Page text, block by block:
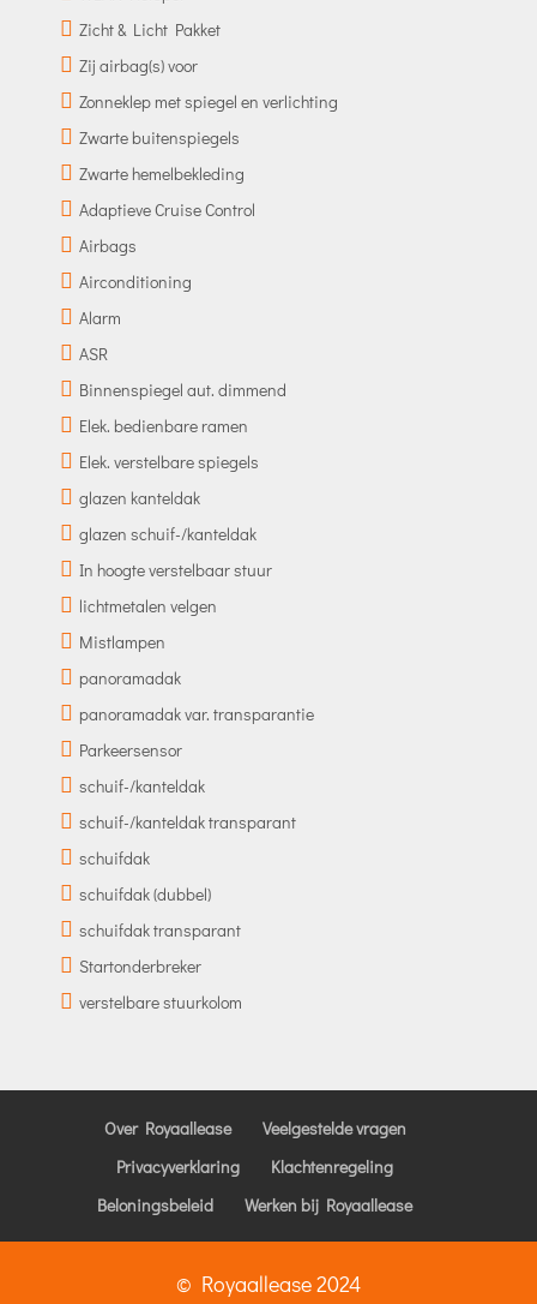
Zicht & Licht Pakket
Zij airbag(s) voor
Zonneklep met spiegel en verlichting
Zwarte buitenspiegels
Zwarte hemelbekleding
Adaptieve Cruise Control
Airbags
Airconditioning
Alarm
ASR
Binnenspiegel aut. dimmend
Elek. bedienbare ramen
Elek. verstelbare spiegels
glazen kanteldak
glazen schuif-/kanteldak
In hoogte verstelbaar stuur
lichtmetalen velgen
Mistlampen
panoramadak
panoramadak var. transparantie
Parkeersensor
schuif-/kanteldak
schuif-/kanteldak transparant
schuifdak
schuifdak (dubbel)
schuifdak transparant
Startonderbreker
verstelbare stuurkolom
Over Royaallease
Veelgestelde vragen
Privacyverklaring
Klachtenregeling
Beloningsbeleid
Werken bij Royaallease
© Royaallease 2024